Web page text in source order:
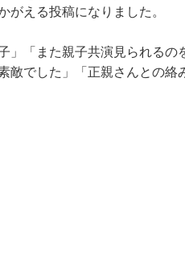
がえる投稿になりました。
」「また親子共演見られる
敵でした」「正親さんとの絡